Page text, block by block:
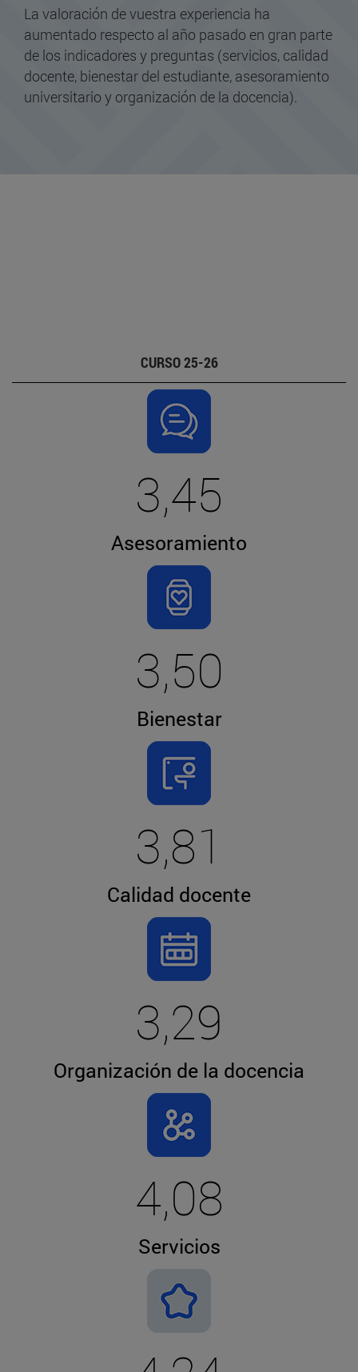
La valoración de vuestra experiencia ha
aumentado respecto al año pasado en gran parte
de los indicadores y preguntas (servicios, calidad
docente, bienestar del estudiante, asesoramiento
universitario y organización de la docencia).
CURSO 25-26
3,45
Asesoramiento
3,50
Bienestar
3,81
Calidad docente
3,29
Organización de la docencia
4,08
Servicios